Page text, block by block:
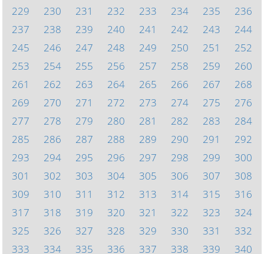
229
230 231 232 233 234 235
236
237
238 239 240 241 242 243
244
245
246 247 248 249 250 251
252
253
254 255 256 257 258 259
260
261
262 263 264 265 266 267
268
269
270 271 272 273 274 275
276
277
278 279 280 281 282 283
284
285
286 287 288 289 290 291
292
293
294 295 296 297 298 299
300
301
302 303 304 305 306 307
308
309
310 311 312 313 314 315
316
317
318 319 320 321 322 323
324
325
326 327 328 329 330 331
332
333
334 335 336 337 338 339 340